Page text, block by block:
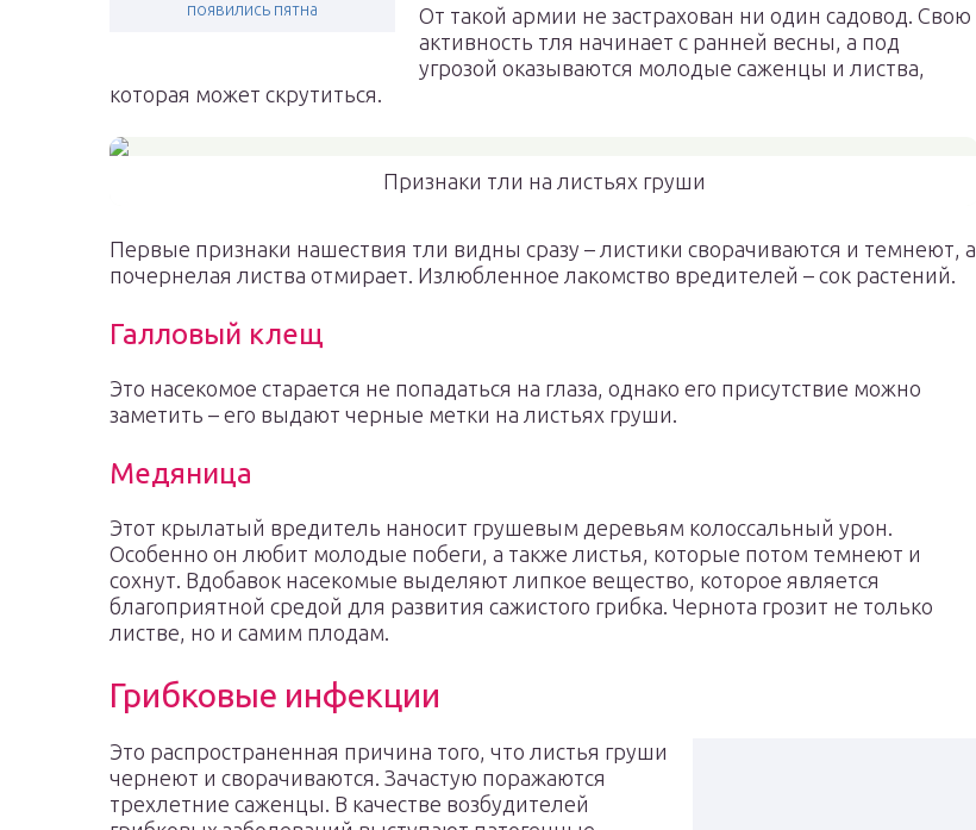
появились пятна
От такой армии не застрахован ни один садовод. Свою
активность тля начинает с ранней весны, а под
угрозой оказываются молодые саженцы и листва,
которая может скрутиться.
Признаки тли на листьях груши
Первые признаки нашествия тли видны сразу – листики сворачиваются и темнеют, а
почернелая листва отмирает. Излюбленное лакомство вредителей – сок растений.
Галловый клещ
Это насекомое старается не попадаться на глаза, однако его присутствие можно
заметить – его выдают черные метки на листьях груши.
Медяница
Этот крылатый вредитель наносит грушевым деревьям колоссальный урон.
Особенно он любит молодые побеги, а также листья, которые потом темнеют и
сохнут. Вдобавок насекомые выделяют липкое вещество, которое является
благоприятной средой для развития сажистого грибка. Чернота грозит не только
листве, но и самим плодам.
Грибковые инфекции
Это распространенная причина того, что листья груши
чернеют и сворачиваются. Зачастую поражаются
трехлетние саженцы. В качестве возбудителей